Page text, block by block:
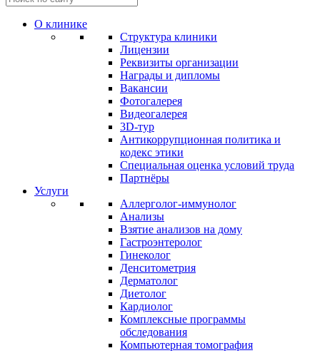
О клинике
Структура клиники
Лицензии
Реквизиты организации
Награды и дипломы
Вакансии
Фотогалерея
Видеогалерея
3D-тур
Антикоррупционная политика и
кодекс этики
Специальная оценка условий труда
Партнёры
Услуги
Аллерголог-иммунолог
Анализы
Взятие анализов на дому
Гастроэнтеролог
Гинеколог
Денситометрия
Дерматолог
Диетолог
Кардиолог
Комплексные программы
обследования
Компьютерная томография